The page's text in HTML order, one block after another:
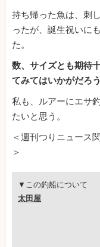
持ち帰った魚は、刺
ったが、誕生祝いに
た。
数、サイズとも期待
てみてはいかがだろう
私も、ルアーにエサ
たいと思う。
＜週刊つりニュース
＞
▼この釣船について
太田屋